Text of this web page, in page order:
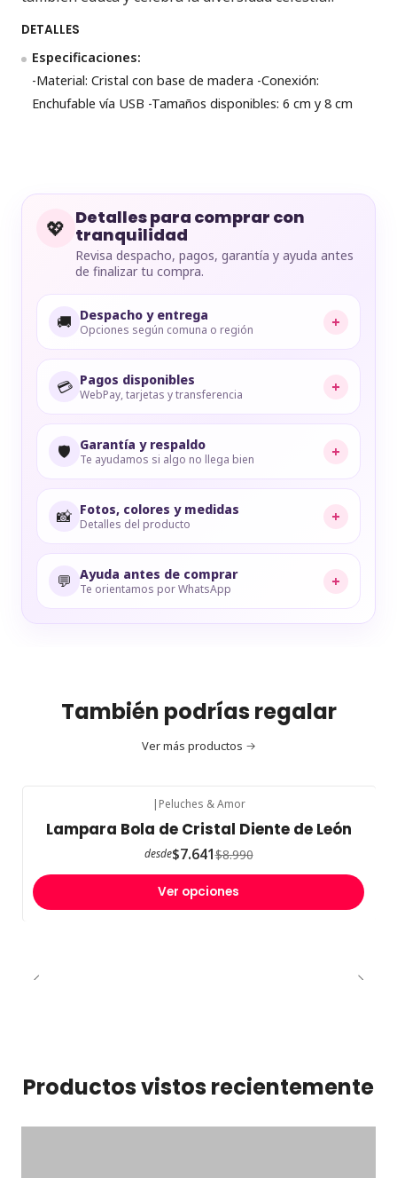
DETALLES
Especificaciones:
-Material: Cristal con base de madera -Conexión:
Enchufable vía USB -Tamaños disponibles: 6 cm y 8 cm
💖 Detalles para comprar con
tranquilidad
Revisa despacho, pagos, garantía y ayuda antes
de finalizar tu compra.
🚚 Despacho y entrega
Opciones según comuna o región +
💳 Pagos disponibles
WebPay, tarjetas y transferencia +
🛡️ Garantía y respaldo
Te ayudamos si algo no llega bien +
📸 Fotos, colores y medidas
Detalles del producto +
💬 Ayuda antes de comprar
Te orientamos por WhatsApp +
También podrías regalar
Ver más productos
| Peluches & Amor
Lampara Bola de Cristal Diente de León
desde$7.641$8.990
Ver opciones
Productos vistos recientemente